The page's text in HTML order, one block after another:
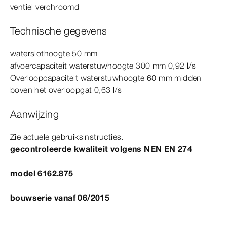
ventiel verchroomd
Technische gegevens
waterslothoogte 50 mm
afvoercapaciteit waterstuwhoogte 300 mm 0,92 l/s
Overloopcapaciteit waterstuwhoogte 60 mm midden
boven het overloopgat 0,63 l/s
Aanwijzing
Zie actuele gebruiksinstructies.
gecontroleerde kwaliteit volgens NEN EN 274
model 6162.875
bouwserie vanaf 06/2015